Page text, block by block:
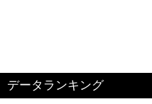
データランキング